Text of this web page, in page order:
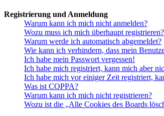
Registrierung und Anmeldung
Warum kann ich mich nicht anmelden?
Wozu muss ich mich überhaupt registrieren?
Warum werde ich automatisch abgemeldet?
Wie kann ich verhindern, dass mein
Ich habe mein Passwort vergessen!
Ich habe mich registriert, kann mich aber
Ich habe mich vor einiger Zeit registriert,
Was ist COPPA?
Warum kann ich mich nicht registrieren?
Wozu ist die „Alle Cookies des Boards